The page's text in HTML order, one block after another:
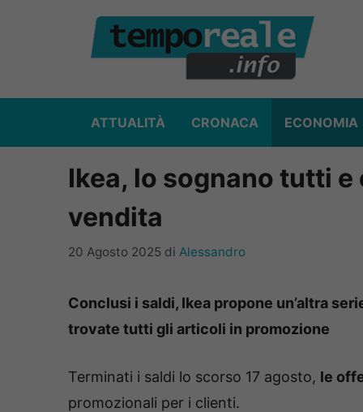
ATTUALITÀ CRONACA ECONOMIA
Ikea, lo sognano tutti
vendita
20 Agosto 2025 di Alessandro
Conclusi i saldi, Ikea propone un’altra
trovate tutti gli articoli in promozione
Terminati i saldi lo scorso 17 agosto, le
promozionali per i clienti.